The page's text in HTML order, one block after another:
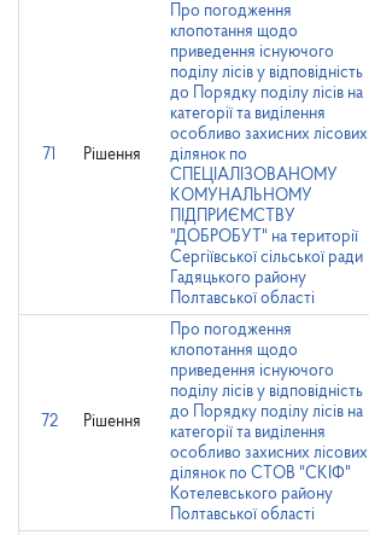
71 Рішення
Про погодження
клопотання щодо
приведення існуючого
поділу лісів у відповідність
до Порядку поділу лісів на
категорії та виділення
особливо захисних лісових
ділянок по
СПЕЦІАЛІЗОВАНОМУ
КОМУНАЛЬНОМУ
ПІДПРИЄМСТВУ
"ДОБРОБУТ" на території
Сергіївської сільської ради
Гадяцького району
Полтавської області
72 Рішення
Про погодження
клопотання щодо
приведення існуючого
поділу лісів у відповідність
до Порядку поділу лісів на
категорії та виділення
особливо захисних лісових
ділянок по СТОВ "СКІФ"
Котелевського району
Полтавської області